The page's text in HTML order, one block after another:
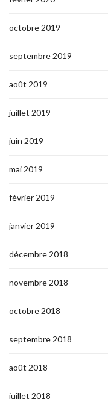
octobre 2019
septembre 2019
août 2019
juillet 2019
juin 2019
mai 2019
février 2019
janvier 2019
décembre 2018
novembre 2018
octobre 2018
septembre 2018
août 2018
juillet 2018